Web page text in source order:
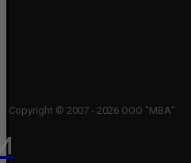
Copyright © 2007 - 2026 ООО "МВА"